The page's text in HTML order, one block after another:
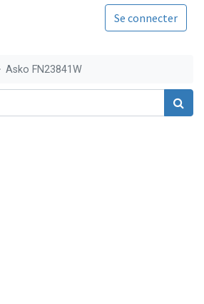
Se connecter
Asko FN23841W